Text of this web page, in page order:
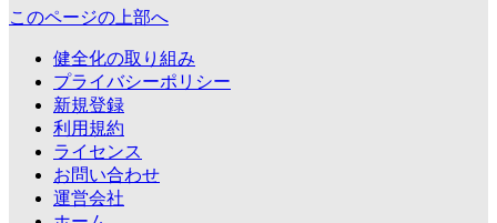
このページの上部へ
健全化の取り組み
プライバシーポリシー
新規登録
利用規約
ライセンス
お問い合わせ
運営会社